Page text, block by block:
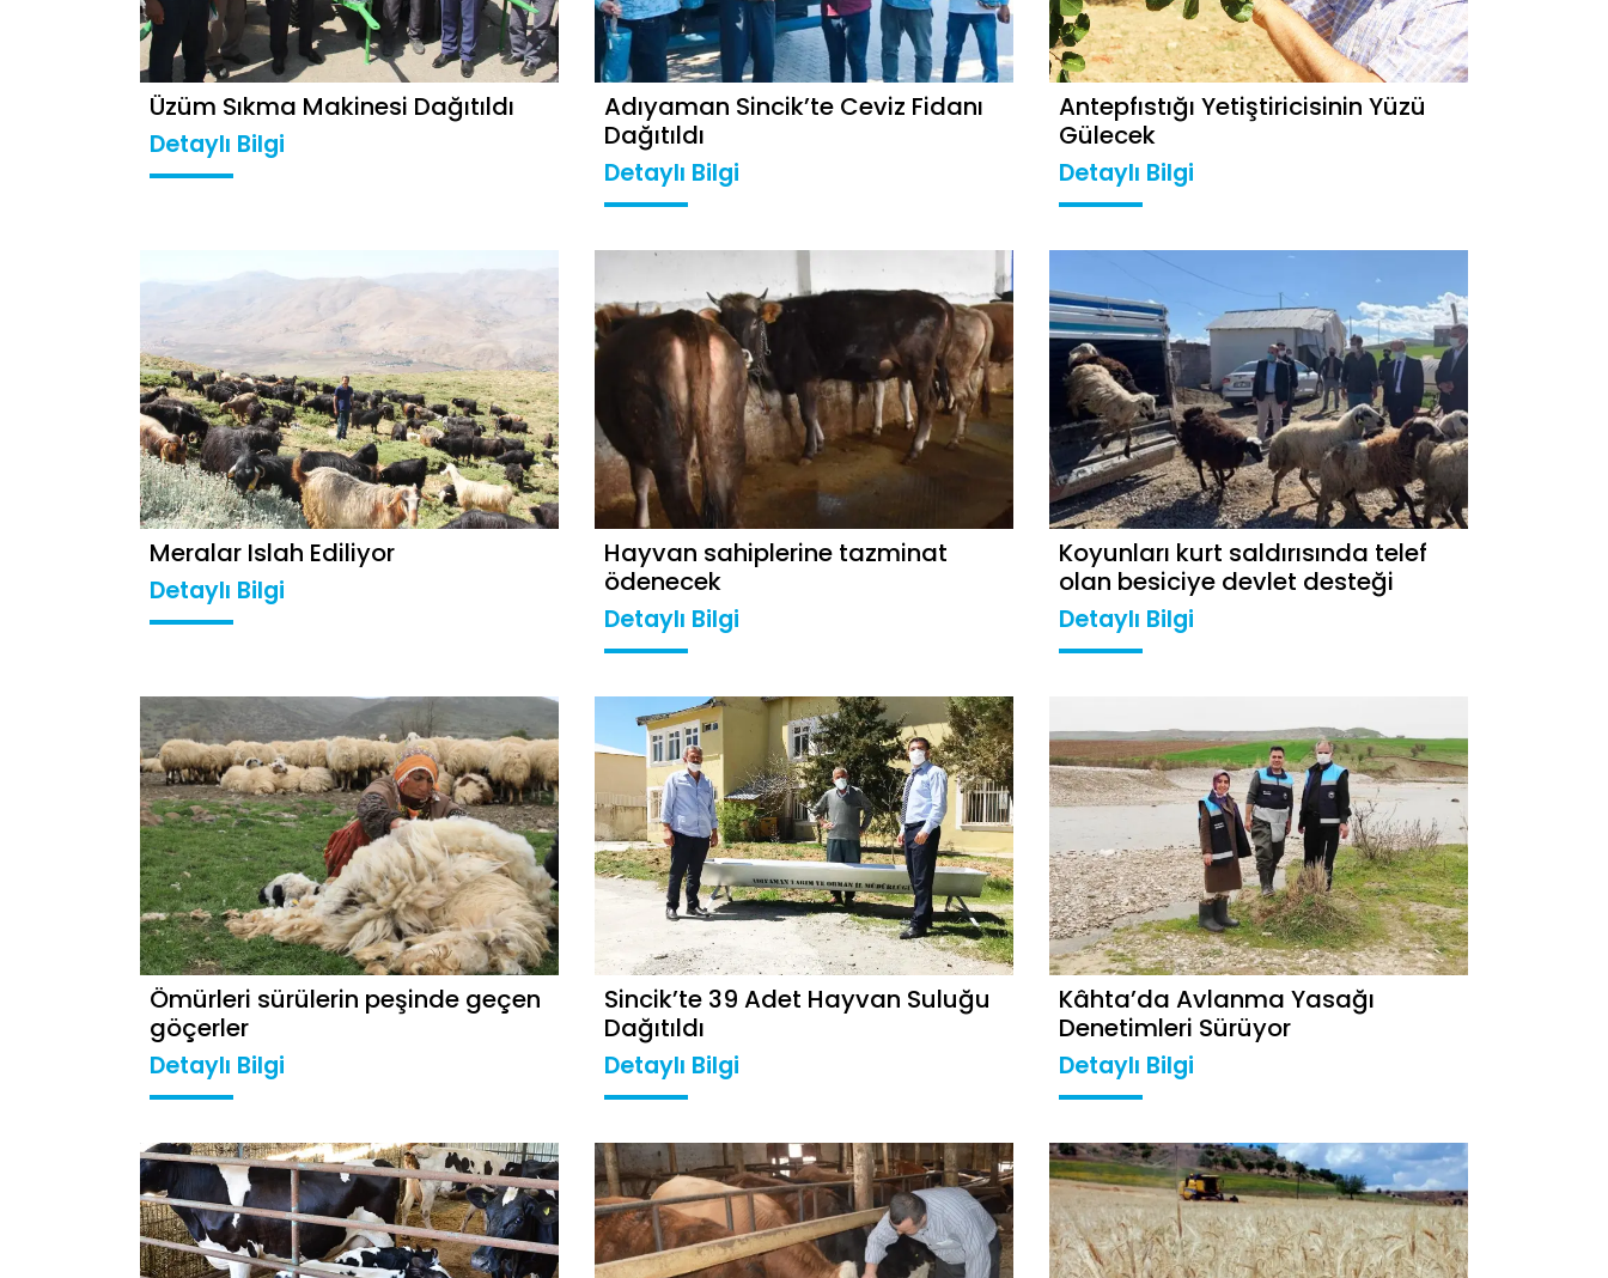
Üzüm Sıkma Makinesi Dağıtıldı
Detaylı Bilgi
Adıyaman Sincik’te Ceviz Fidanı
Dağıtıldı
Detaylı Bilgi
Antepfıstığı Yetiştiricisinin Yüzü
Gülecek
Detaylı Bilgi
Meralar Islah Ediliyor
Detaylı Bilgi
Hayvan sahiplerine tazminat
ödenecek
Detaylı Bilgi
Koyunları kurt saldırısında telef
olan besiciye devlet desteği
Detaylı Bilgi
Ömürleri sürülerin peşinde geçen
göçerler
Detaylı Bilgi
Sincik’te 39 Adet Hayvan Suluğu
Dağıtıldı
Detaylı Bilgi
Kâhta’da Avlanma Yasağı
Denetimleri Sürüyor
Detaylı Bilgi